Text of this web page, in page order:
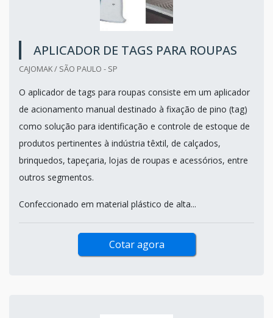
APLICADOR DE TAGS PARA ROUPAS
CAJOMAK / SÃO PAULO - SP
O aplicador de tags para roupas consiste em um aplicador
de acionamento manual destinado à fixação de pino (tag)
como solução para identificação e controle de estoque de
produtos pertinentes à indústria têxtil, de calçados,
brinquedos, tapeçaria, lojas de roupas e acessórios, entre
outros segmentos.
Confeccionado em material plástico de alta...
Cotar agora